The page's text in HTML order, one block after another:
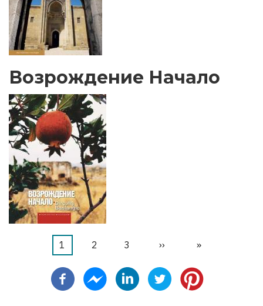
Возрождение Начало
Нумерация
страниц
Текущая
1 Страница
2 Страница
3
Следующая
››
Последняя
»